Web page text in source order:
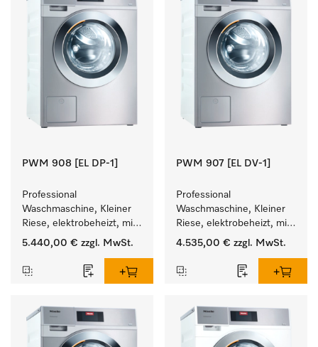
PWM 908 [EL DP-1]
Professional
Waschmaschine, Kleiner
Riese, elektrobeheizt, mit
Ablaufpumpe und
Programmen.
Leistung 8 kg  in 49 min .
5.440,00 € zzgl. MwSt.
PWM 907 [EL DV-1]
Professional
Waschmaschine, Kleiner
Riese, elektrobeheizt, mit
Ablaufventil und
Programmen.
Leistung 7 kg  in 49 min .
4.535,00 € zzgl. MwSt.